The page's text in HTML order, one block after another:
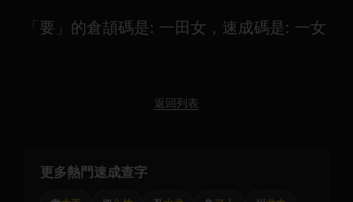
「要」的倉頡碼是: 一田女，速成碼是: 一女
返回列表
更多熱門速成查字